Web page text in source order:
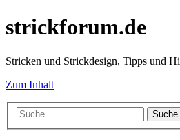
strickforum.de
Stricken und Strickdesign, Tipps und
Zum Inhalt
Suche